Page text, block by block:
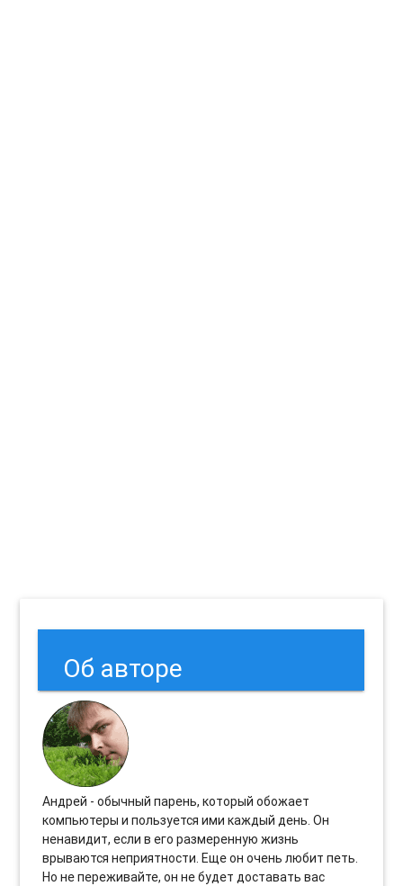
Об авторе
Андрей - обычный парень, который обожает
компьютеры и пользуется ими каждый день. Он
ненавидит, если в его размеренную жизнь
врываются неприятности. Еще он очень любит петь.
Но не переживайте, он не будет доставать вас